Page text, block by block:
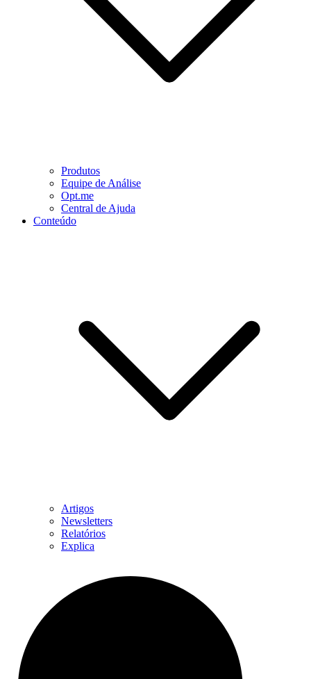
Produtos
Equipe de Análise
Opt.me
Central de Ajuda
Conteúdo
Artigos
Newsletters
Relatórios
Explica